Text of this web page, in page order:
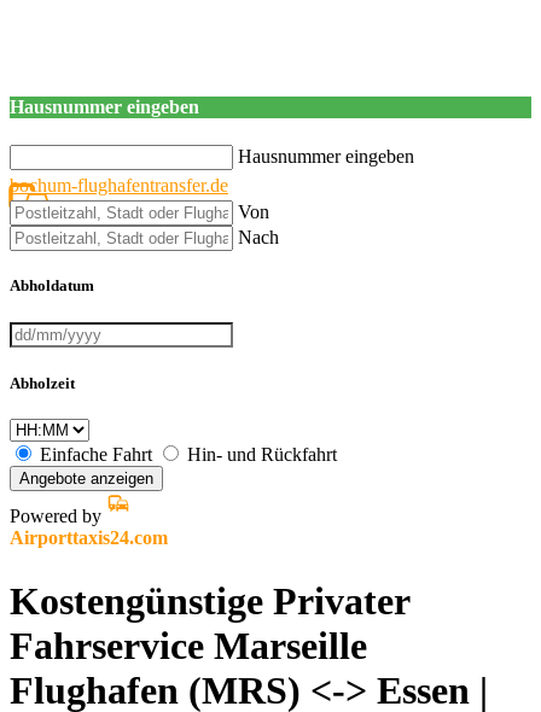
Hausnummer eingeben
Hausnummer eingeben
bochum-flughafentransfer.de
Von
Nach
Abholdatum
Abholzeit
Einfache Fahrt Hin- und Rückfahrt
Angebote anzeigen
Powered by
Airporttaxis24.com
Kostengünstige Privater
Fahrservice Marseille
Flughafen (MRS) <-> Essen |